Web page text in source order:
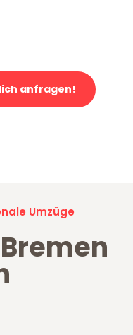
anfragen!
Umzüge